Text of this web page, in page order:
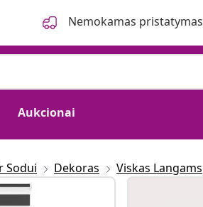
Nemokamas
Aukcionai
Sodui Dekoras Viskas Langams